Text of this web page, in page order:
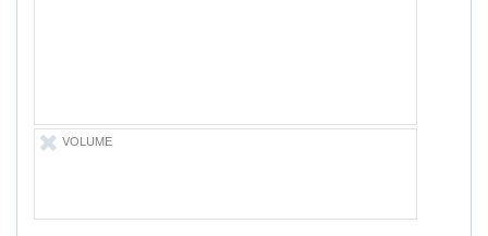
VOLUME